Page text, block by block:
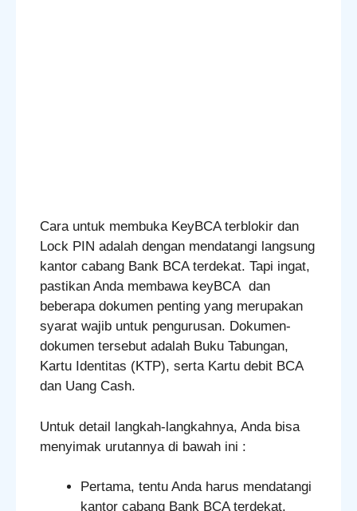
Cara untuk membuka KeyBCA terblokir dan
Lock PIN adalah dengan mendatangi langsung
kantor cabang Bank BCA terdekat. Tapi ingat,
pastikan Anda membawa keyBCA dan
beberapa dokumen penting yang merupakan
syarat wajib untuk pengurusan. Dokumen-
dokumen tersebut adalah Buku Tabungan,
Kartu Identitas (KTP), serta Kartu debit BCA
dan Uang Cash.
Untuk detail langkah-langkahnya, Anda bisa
menyimak urutannya di bawah ini :
Pertama, tentu Anda harus mendatangi
kantor cabang Bank BCA terdekat.